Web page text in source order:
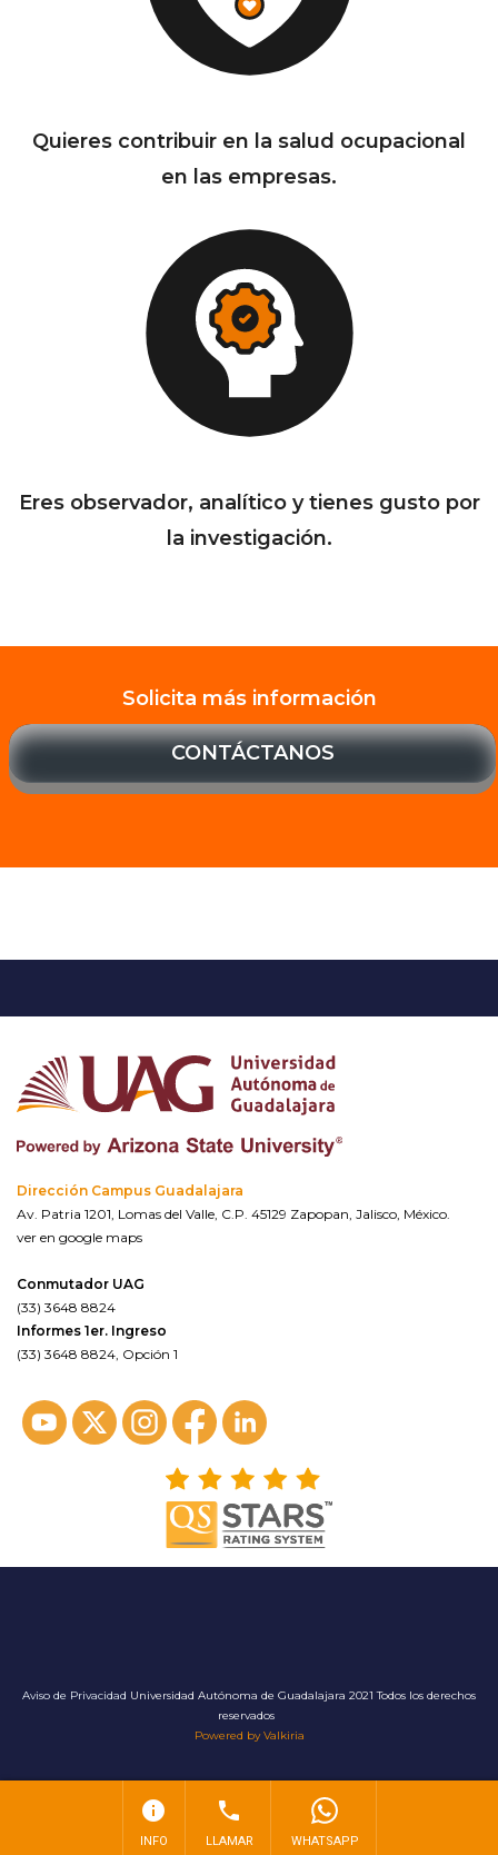
info
INFO
phone
LLAMAR WHATSAPP
Quieres contribuir en la salud ocupacional
en las empresas.
Eres observador, analítico y tienes gusto por
la investigación.
Solicita más información
CONTÁCTANOS
Dirección Campus Guadalajara
Av. Patria 1201, Lomas del Valle, C.P. 45129 Zapopan, Jalisco, México.
ver en google maps
Conmutador UAG
(33) 3648 8824
Informes 1er. Ingreso
(33) 3648 8824, Opción 1
Aviso de Privacidad Universidad Autónoma de Guadalajara 2021 Todos los derechos
reservados
Powered by Valkiria